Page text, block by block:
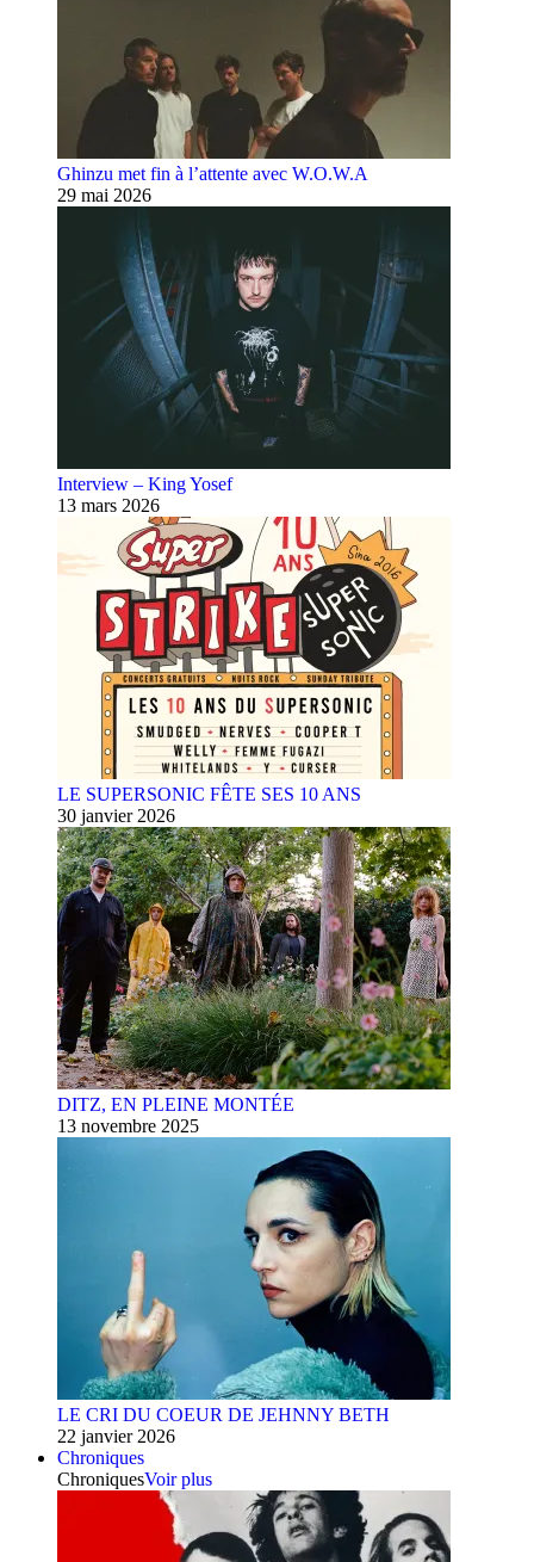
Ghinzu met fin à l’attente avec W.O.W.A
29 mai 2026
Interview – King Yosef
13 mars 2026
LE SUPERSONIC FÊTE SES 10 ANS
30 janvier 2026
DITZ, EN PLEINE MONTÉE
13 novembre 2025
LE CRI DU COEUR DE JEHNNY BETH
22 janvier 2026
Chroniques
ChroniquesVoir plus